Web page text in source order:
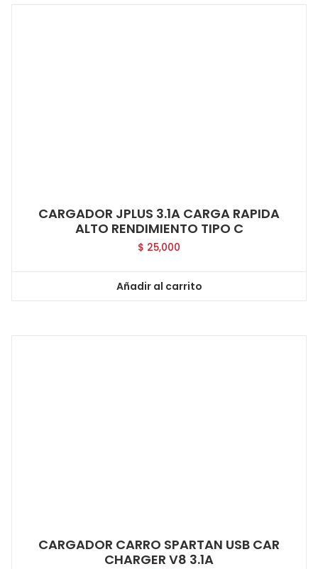
CARGADOR JPLUS 3.1A CARGA RAPIDA
ALTO RENDIMIENTO TIPO C
$ 25,000
Añadir al carrito
CARGADOR CARRO SPARTAN USB CAR
CHARGER V8 3.1A